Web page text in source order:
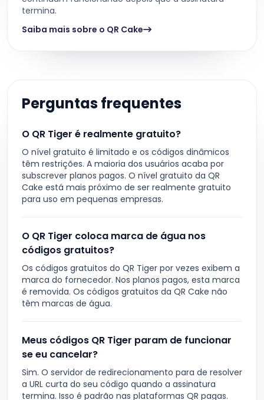
termina.
Saiba mais sobre o QR Cake
Perguntas frequentes
O QR Tiger é realmente gratuito?
O nível gratuito é limitado e os códigos dinâmicos
têm restrições. A maioria dos usuários acaba por
subscrever planos pagos. O nível gratuito da QR
Cake está mais próximo de ser realmente gratuito
para uso em pequenas empresas.
O QR Tiger coloca marca de água nos
códigos gratuitos?
Os códigos gratuitos do QR Tiger por vezes exibem a
marca do fornecedor. Nos planos pagos, esta marca
é removida. Os códigos gratuitos da QR Cake não
têm marcas de água.
Meus códigos QR Tiger param de funcionar
se eu cancelar?
Sim. O servidor de redirecionamento para de resolver
a URL curta do seu código quando a assinatura
termina. Isso é padrão nas plataformas QR pagas.